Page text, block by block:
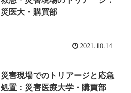
災医大・購買部
2021.10.14
災害現場でのトリアージと応急
処置：災害医療大学・購買部